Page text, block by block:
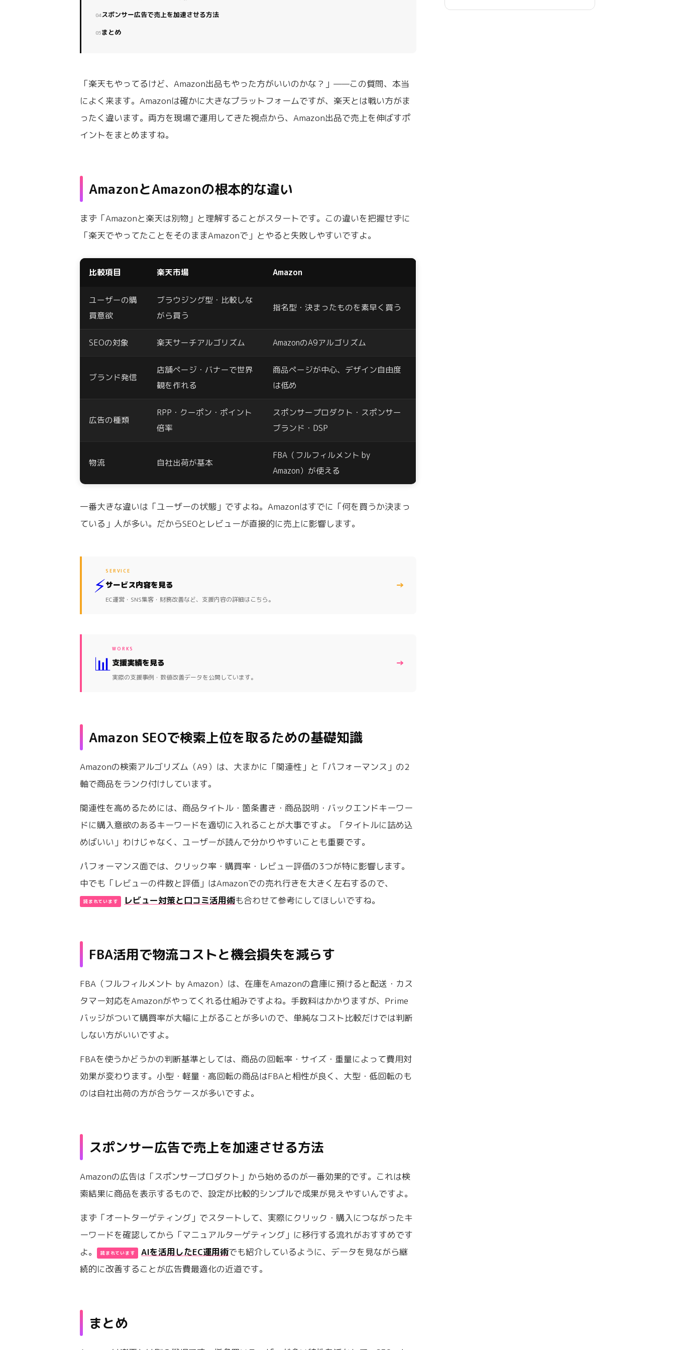
スポンサー広告で売上を加速させる方法
まとめ
「楽天もやってるけど、Amazon出品もやった方がいいのかな？」——この質問、本当
によく来ます。Amazonは確かに大きなプラットフォームですが、楽天とは戦い方がま
ったく違います。両方を現場で運用してきた視点から、Amazon出品で売上を伸ばすポ
イントをまとめますね。
AmazonとAmazonの根本的な違い
まず「Amazonと楽天は別物」と理解することがスタートです。この違いを把握せずに
「楽天でやってたことをそのままAmazonで」とやると失敗しやすいですよ。
比較項目 楽天市場 Amazon
ユーザーの購
買意欲
ブラウジング型・比較しな
がら買う
指名型・決まったものを素早く買う
SEOの対象 楽天サーチアルゴリズム AmazonのA9アルゴリズム
ブランド発信
店舗ページ・バナーで世界
観を作れる
商品ページが中心、デザイン自由度
は低め
広告の種類
RPP・クーポン・ポイント
倍率
スポンサープロダクト・スポンサー
ブランド・DSP
物流 自社出荷が基本
FBA（フルフィルメント by
Amazon）が使える
一番大きな違いは「ユーザーの状態」ですよね。Amazonはすでに「何を買うか決まっ
ている」人が多い。だからSEOとレビューが直接的に売上に影響します。
⚡
SERVICE
サービス内容を見る
EC運営・SNS集客・財務改善など、支援内容の詳細はこちら。
→
📊
WORKS
支援実績を見る
実際の支援事例・数値改善データを公開しています。
→
Amazon SEOで検索上位を取るための基礎知識
Amazonの検索アルゴリズム（A9）は、大まかに「関連性」と「パフォーマンス」の2
軸で商品をランク付けしています。
関連性を高めるためには、商品タイトル・箇条書き・商品説明・バックエンドキーワー
ドに購入意欲のあるキーワードを適切に入れることが大事ですよ。「タイトルに詰め込
めばいい」わけじゃなく、ユーザーが読んで分かりやすいことも重要です。
パフォーマンス面では、クリック率・購買率・レビュー評価の3つが特に影響します。
中でも「レビューの件数と評価」はAmazonでの売れ行きを大きく左右するので、
レビュー対策と口コミ活用術も合わせて参考にしてほしいですね。
FBA活用で物流コストと機会損失を減らす
FBA（フルフィルメント by Amazon）は、在庫をAmazonの倉庫に預けると配送・カス
タマー対応をAmazonがやってくれる仕組みですよね。手数料はかかりますが、Prime
バッジがついて購買率が大幅に上がることが多いので、単純なコスト比較だけでは判断
しない方がいいですよ。
FBAを使うかどうかの判断基準としては、商品の回転率・サイズ・重量によって費用対
効果が変わります。小型・軽量・高回転の商品はFBAと相性が良く、大型・低回転のも
のは自社出荷の方が合うケースが多いですよ。
スポンサー広告で売上を加速させる方法
Amazonの広告は「スポンサープロダクト」から始めるのが一番効果的です。これは検
索結果に商品を表示するもので、設定が比較的シンプルで成果が見えやすいんですよ。
まず「オートターゲティング」でスタートして、実際にクリック・購入につながったキ
ーワードを確認してから「マニュアルターゲティング」に移行する流れがおすすめです
よ。
AIを活用したEC運用術でも紹介しているように、データを見ながら継
続的に改善することが広告費最適化の近道です。
まとめ